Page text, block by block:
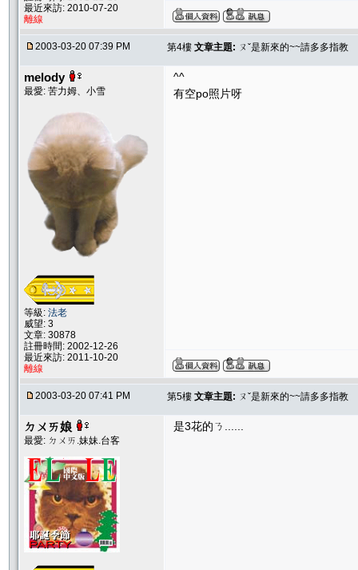
最近來訪: 2010-07-20
離線
2003-03-20 07:39 PM 第4樓 文章主題: ㄡˇ是新來的~~請多多指教
melody
最愛: 苦力姆、小雪
等級: 法老
威望: 3
文章: 30878
註冊時間: 2002-12-26
最近來訪: 2011-10-20
離線
^^
有空po照片呀
2003-03-20 07:41 PM 第5樓 文章主題: ㄡˇ是新來的~~請多多指教
ㄉㄨㄞ娘
最愛: ㄉㄨㄞ.妹妹.台客
是3花的ㄋ......